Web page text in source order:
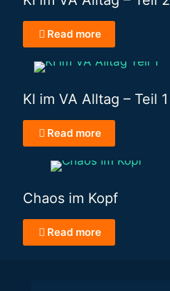
Read more
KI im VA Alltag – Teil 1
Read more
Chaos im Kopf
Read more